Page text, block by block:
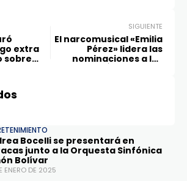
extra
sobre
SIGUIENTE
El narcomusical «Emilia
Pérez» lidera las
nominaciones a los
Bocelli se presentará en
junto a la Orquesta Sinfónica
Bolívar
ENERO DE 2025